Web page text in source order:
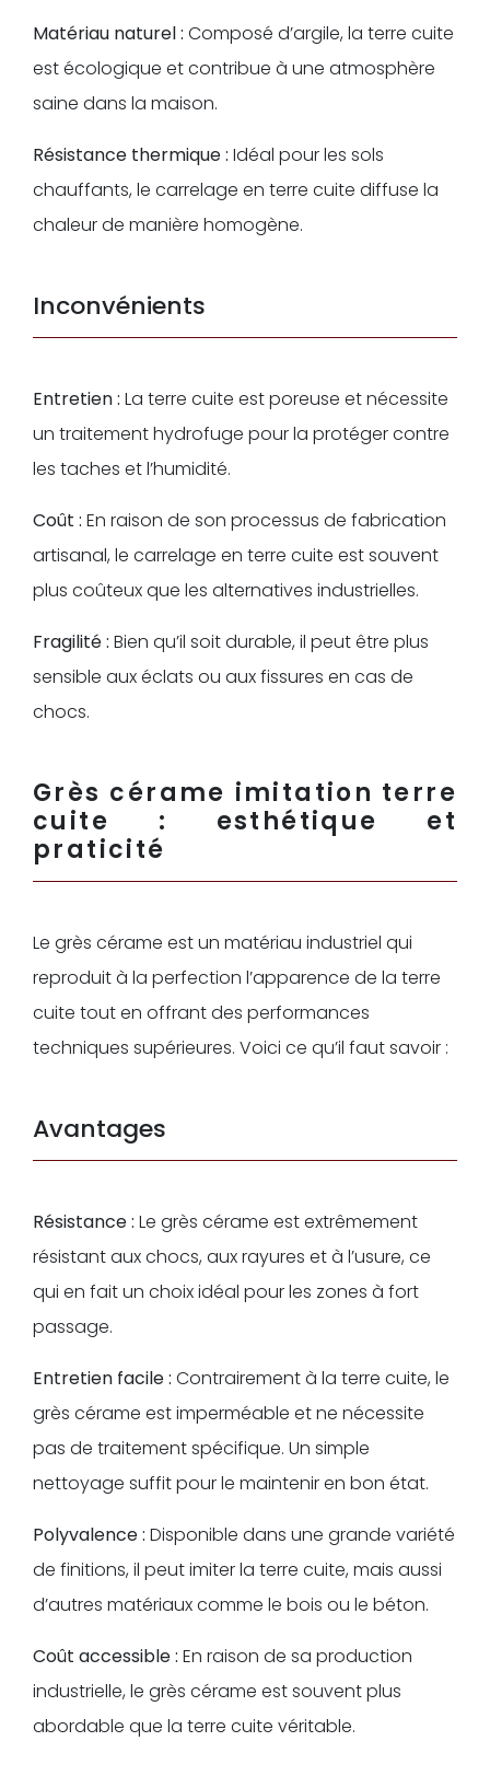
Matériau naturel : Composé d’argile, la terre cuite
est écologique et contribue à une atmosphère
saine dans la maison.
Résistance thermique : Idéal pour les sols
chauffants, le carrelage en terre cuite diffuse la
chaleur de manière homogène.
Inconvénients
Entretien : La terre cuite est poreuse et nécessite
un traitement hydrofuge pour la protéger contre
les taches et l’humidité.
Coût : En raison de son processus de fabrication
artisanal, le carrelage en terre cuite est souvent
plus coûteux que les alternatives industrielles.
Fragilité : Bien qu’il soit durable, il peut être plus
sensible aux éclats ou aux fissures en cas de
chocs.
Grès cérame imitation terre
cuite : esthétique et
praticité
Le grès cérame est un matériau industriel qui
reproduit à la perfection l’apparence de la terre
cuite tout en offrant des performances
techniques supérieures. Voici ce qu’il faut savoir :
Avantages
Résistance : Le grès cérame est extrêmement
résistant aux chocs, aux rayures et à l’usure, ce
qui en fait un choix idéal pour les zones à fort
passage.
Entretien facile : Contrairement à la terre cuite, le
grès cérame est imperméable et ne nécessite
pas de traitement spécifique. Un simple
nettoyage suffit pour le maintenir en bon état.
Polyvalence : Disponible dans une grande variété
de finitions, il peut imiter la terre cuite, mais aussi
d’autres matériaux comme le bois ou le béton.
Coût accessible : En raison de sa production
industrielle, le grès cérame est souvent plus
abordable que la terre cuite véritable.